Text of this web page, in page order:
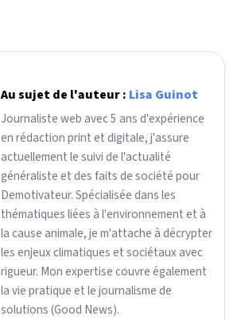
Au sujet de l'auteur : Lisa Guinot
Journaliste web avec 5 ans d'expérience
en rédaction print et digitale, j'assure
actuellement le suivi de l'actualité
généraliste et des faits de société pour
Demotivateur. Spécialisée dans les
thématiques liées à l'environnement et à
la cause animale, je m'attache à décrypter
les enjeux climatiques et sociétaux avec
rigueur. Mon expertise couvre également
la vie pratique et le journalisme de
solutions (Good News).